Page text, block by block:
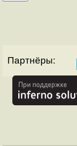
Партнёры: